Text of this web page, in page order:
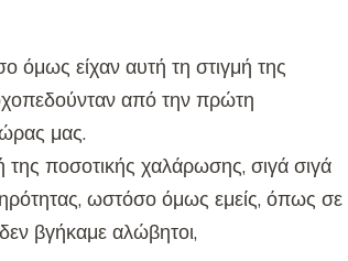
όμως είχαν αυτή τη στιγμή της
από την πρώτη
μας.
της ποσοτικής χαλάρωσης, σιγά σιγά
ωστόσο όμως εμείς, όπως σε
βγήκαμε αλώβητοι,